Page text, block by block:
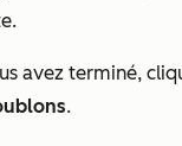
avez terminé,
.